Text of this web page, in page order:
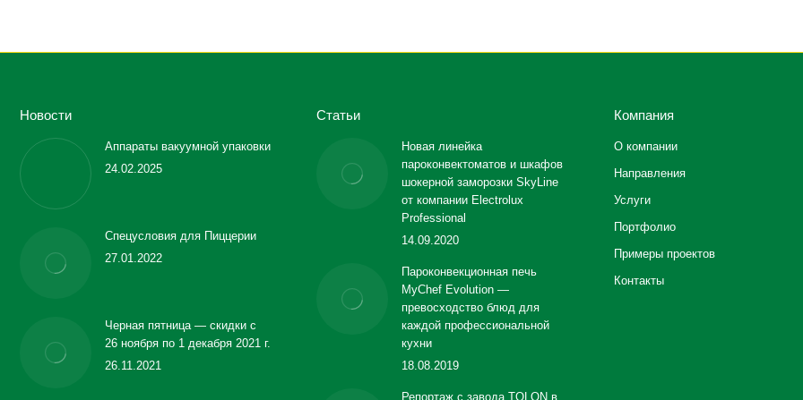
Новости
Аппараты вакуумной упаковки
24.02.2025
Спецусловия для Пиццерии
27.01.2022
Черная пятница — скидки с
26 ноября по 1 декабря 2021 г.
26.11.2021
Статьи
Новая линейка
пароконвектоматов и шкафов
шокерной заморозки SkyLine
от компании Electrolux
Professional
14.09.2020
Пароконвекционная печь
MyChef Evolution —
превосходство блюд для
каждой профессиональной
кухни
18.08.2019
Репортаж с завода TOLON в
Компания
О компании
Направления
Услуги
Портфолио
Примеры проектов
Контакты